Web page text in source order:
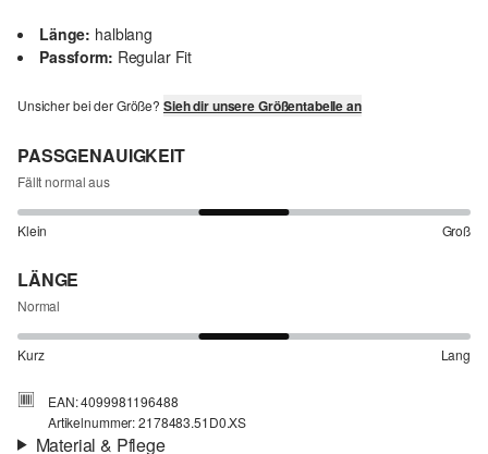
Länge: halblang
Passform: Regular Fit
Unsicher bei der Größe? Sieh dir unsere Größentabelle an
PASSGENAUIGKEIT
Fällt normal aus
Klein Groß
LÄNGE
Normal
Kurz Lang
EAN: 4099981196488
Artikelnummer: 2178483.51D0.XS
Material & Pflege